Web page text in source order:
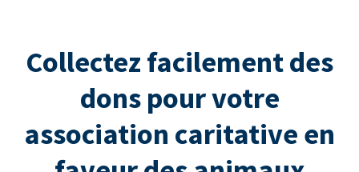
Collectez facilement des
dons pour votre
association caritative en